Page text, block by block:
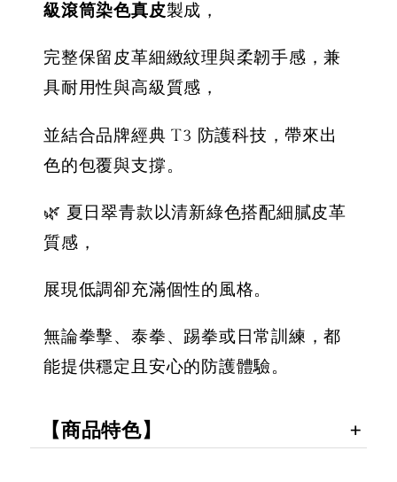
NT$ 300
NT$ 350
- +NT$ 450
NT$ 500
加入購物車
級滾筒染色真皮製成，
完整保留皮革細緻紋理與柔韌手感，兼
具耐用性與高級質感，
並結合品牌經典 T3 防護科技，帶來出
色的包覆與支撐。
🌿 夏日翠青款以清新綠色搭配細膩皮革
質感，
展現低調卻充滿個性的風格。
無論拳擊、泰拳、踢拳或日常訓練，都
能提供穩定且安心的防護體驗。
【商品特色】